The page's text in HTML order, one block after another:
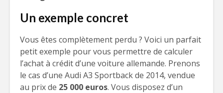
Un exemple concret
Vous êtes complètement perdu ? Voici un parfait
petit exemple pour vous permettre de calculer
l’achat à crédit d’une voiture allemande. Prenons
le cas d’une Audi A3 Sportback de 2014, vendue
au prix de 25 000 euros. Vous disposez d’un